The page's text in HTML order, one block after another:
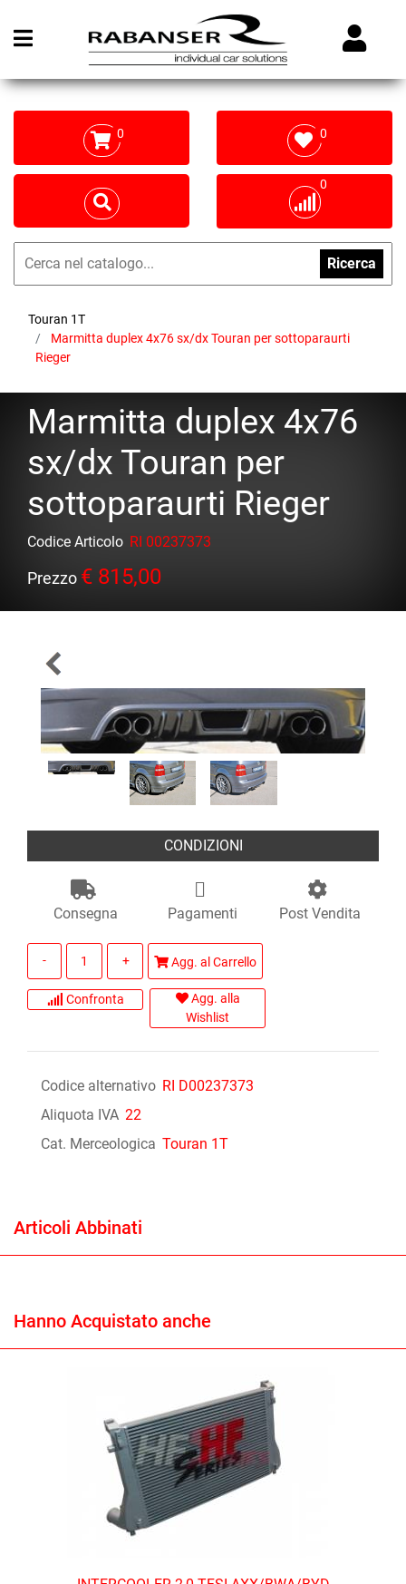
Open menu
0 0
0
Ricerca
Touran 1T
Marmitta duplex 4x76 sx/dx Touran per sottoparaurti
Rieger
Marmitta duplex 4x76
sx/dx Touran per
sottoparaurti Rieger
Codice Articolo RI 00237373
Prezzo € 815,00
CONDIZIONI
Consegna Pagamenti Post Vendita
Agg. al Carrello
Confronta
Agg. alla
Wishlist
Codice alternativo RI D00237373
Aliquota IVA 22
Cat. Merceologica Touran 1T
Articoli Abbinati
Hanno Acquistato anche